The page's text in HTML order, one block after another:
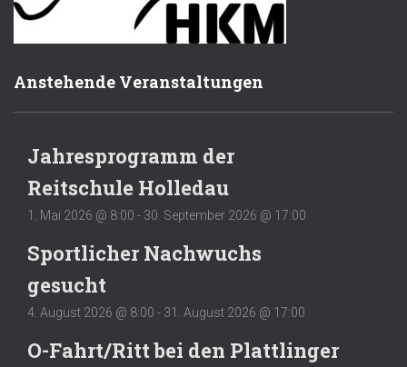
Anstehende Veranstaltungen
Jahresprogramm der
Reitschule Holledau
1. Mai 2026 @ 8:00 - 30. September 2026 @ 17:00
Sportlicher Nachwuchs
gesucht
4. August 2026 @ 8:00 - 31. August 2026 @ 17:00
O-Fahrt/Ritt bei den Plattlinger